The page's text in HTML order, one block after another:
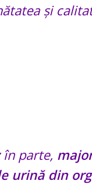
și
în parte,
urină din